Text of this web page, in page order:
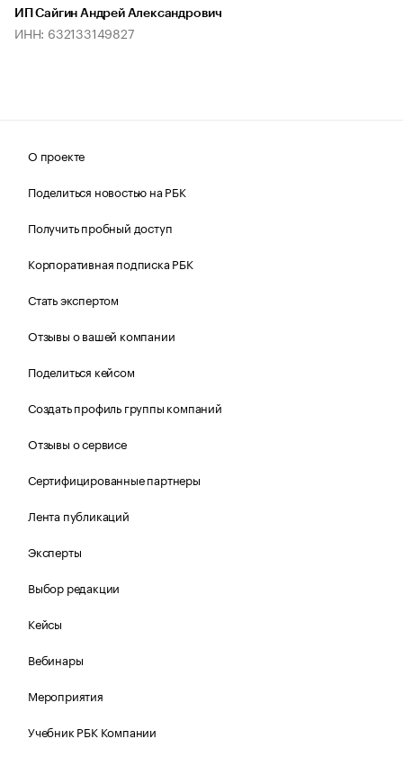
ИП Сайгин Андрей Александрович
ИНН: 632133149827
О проекте
Поделиться новостью на РБК
Получить пробный доступ
Корпоративная подписка РБК
Стать экспертом
Отзывы о вашей компании
Поделиться кейсом
Создать профиль группы компаний
Отзывы о сервисе
Сертифицированные партнеры
Лента публикаций
Эксперты
Выбор редакции
Кейсы
Вебинары
Мероприятия
Учебник РБК Компании